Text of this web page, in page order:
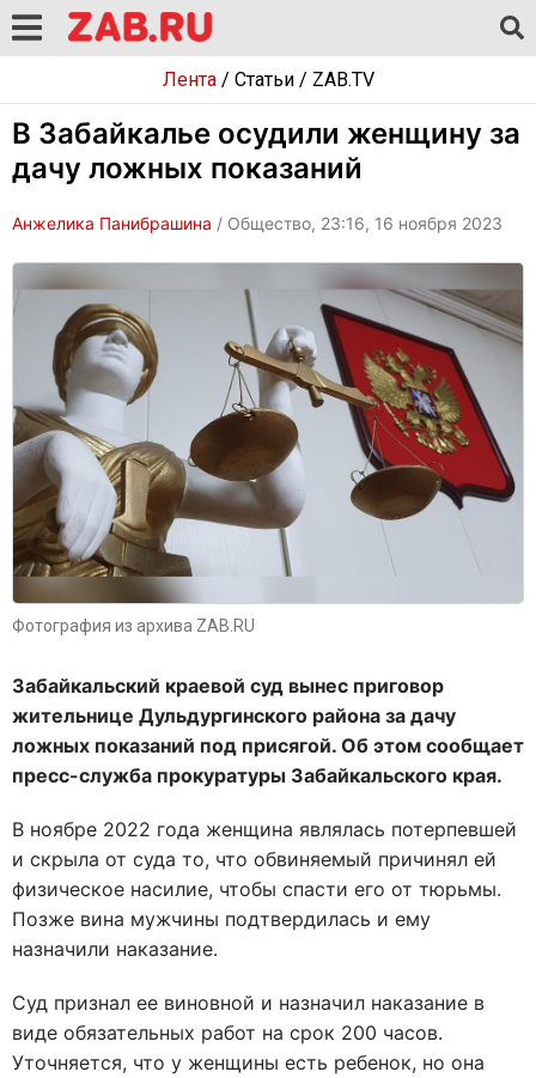
Лента/ Статьи/ ZAB.TV
В Забайкалье осудили женщину за
дачу ложных показаний
Анжелика Панибрашина / Общество, 23:16, 16 ноября 2023
Фотография из архива ZAB.RU
Забайкальский краевой суд вынес приговор
жительнице Дульдургинского района за дачу
ложных показаний под присягой. Об этом сообщает
пресс-служба прокуратуры Забайкальского края.
В ноябре 2022 года женщина являлась потерпевшей
и скрыла от суда то, что обвиняемый причинял ей
физическое насилие, чтобы спасти его от тюрьмы.
Позже вина мужчины подтвердилась и ему
назначили наказание.
Суд признал ее виновной и назначил наказание в
виде обязательных работ на срок 200 часов.
Уточняется, что у женщины есть ребенок, но она